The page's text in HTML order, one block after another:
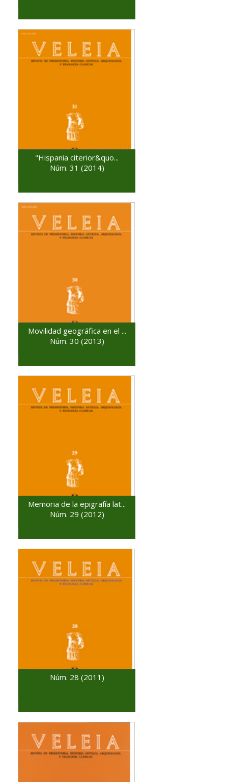
"Hispania citerior&quo...
Núm. 31 (2014)
Movilidad geográfica en el ...
Núm. 30 (2013)
Memoria de la epigrafía lat...
Núm. 29 (2012)
Núm. 28 (2011)